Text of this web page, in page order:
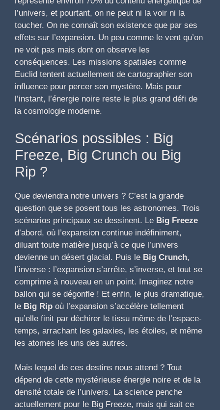
l’univers, et pourtant, on ne peut ni la voir ni la
toucher. On ne connaît son existence que par ses
effets sur l’expansion. Un peu comme le vent qu’on
ne voit pas mais dont on observe les
conséquences. Les missions spatiales comme
Euclid tentent actuellement de cartographier son
influence pour percer son mystère. Mais pour
l’instant, l’énergie noire reste le plus grand défi de
la cosmologie moderne.
Scénarios possibles : Big
Freeze, Big Crunch ou Big
Rip ?
Que deviendra notre univers ? C’est la grande
question que se posent tous les astronomes. Trois
scénarios principaux se dessinent. Le Big Freeze
d’abord, où l’expansion continue indéfiniment,
diluant toute matière jusqu’à ce que l’univers
devienne un désert glacial. Puis le Big Crunch,
l’inverse : l’expansion s’arrête, s’inverse, et tout se
comprime à nouveau en un point. Imaginez notre
ballon qui se dégonfle ! Et enfin, le plus dramatique,
le Big Rip où l’expansion s’accélère tellement
qu’elle finit par déchirer le tissu même de l’espace-
temps, arrachant les galaxies, les étoiles, et même
les atomes les uns des autres.
Mais lequel de ces destins nous attend ? Tout
dépend de cette mystérieuse énergie noire et de la
densité totale de l’univers. La science penche
actuellement pour le Big Freeze, mais qui sait ce